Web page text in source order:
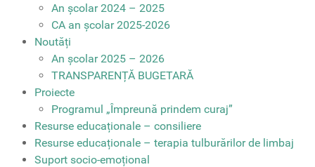
An școlar 2024 – 2025
CA an școlar 2025-2026
Noutăți
An școlar 2025 – 2026
TRANSPARENȚĂ BUGETARĂ
Proiecte
Programul „Împreună prindem curaj”
Resurse educaționale – consiliere
Resurse educaționale – terapia tulburărilor de limbaj
Suport socio-emoțional